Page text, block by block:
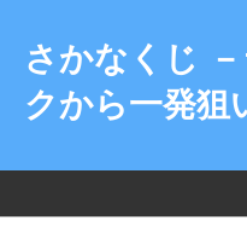
さかなくじ
クから一発狙